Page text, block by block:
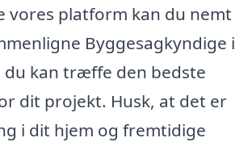
vores platform kan du nemt
Byggesagkyndige i
du kan træffe den bedste
dit projekt. Husk, at det er
i dit hjem og fremtidige